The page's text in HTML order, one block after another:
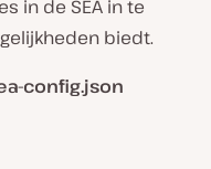
in de SEA in te
biedt.
config.json